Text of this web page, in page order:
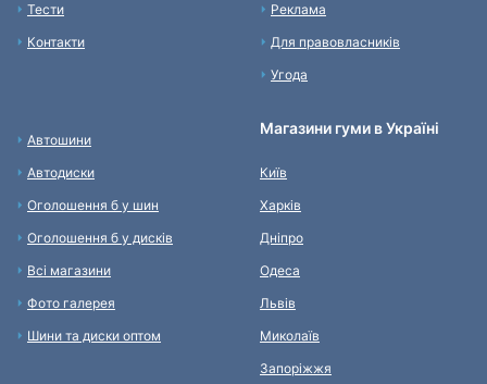
Тести
Контакти
Реклама
Для правовласників
Угода
Автошини
Автодиски
Оголошення б у шин
Оголошення б у дисків
Всі магазини
Фото галерея
Шини та диски оптом
Магазини гуми в Україні
Київ
Харків
Дніпро
Одеса
Львів
Миколаїв
Запоріжжя